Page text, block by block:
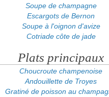
Soupe de champagne
Escargots de Bernon
Soupe à l'oignon d'avize
Cotriade côte de jade
Plats principaux
Choucroute champenoise
Andouillette de Troyes
Gratiné de poisson au